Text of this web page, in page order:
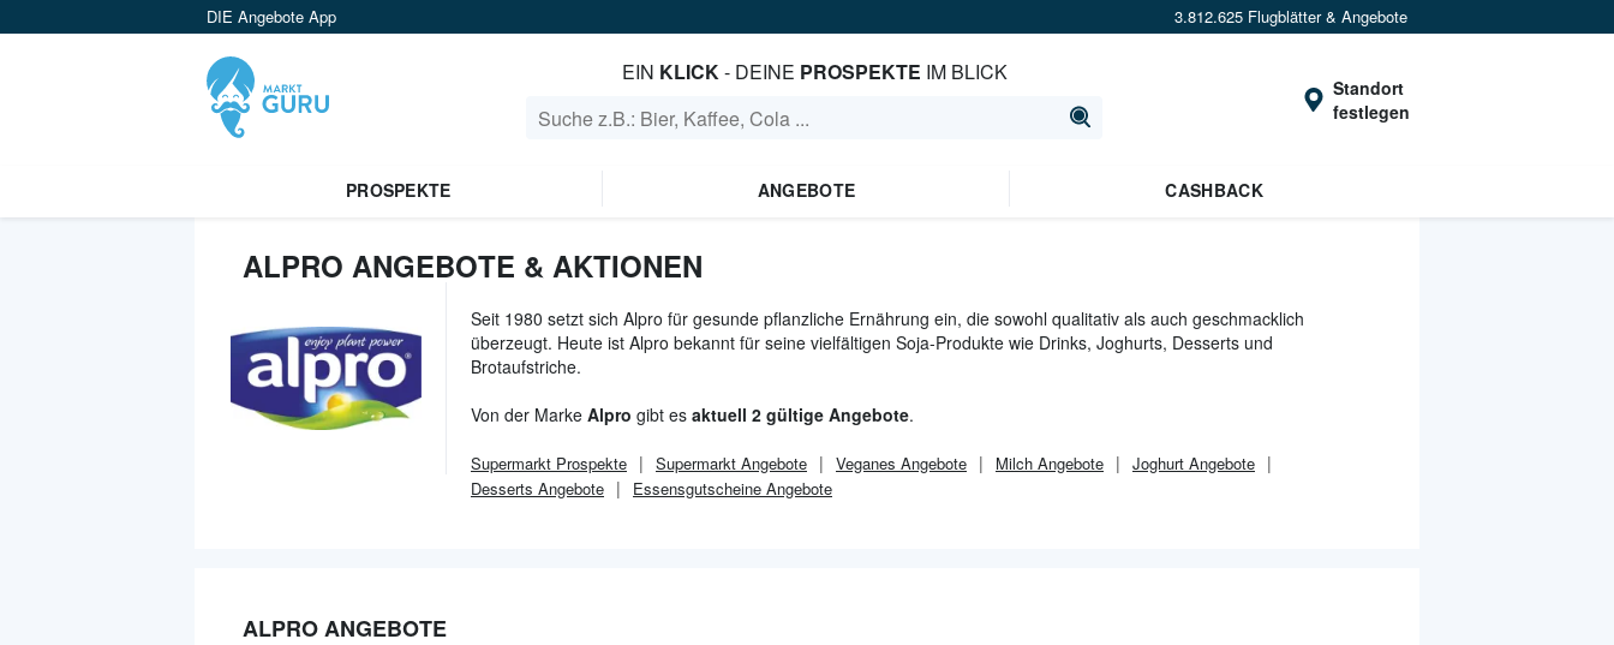
DIE Angebote App 3.812.625 Flugblätter & Angebote
EIN KLICK- DEINE PROSPEKTE IM BLICK
Standort
festlegen
PROSPEKTE ANGEBOTE CASHBACK
ALPRO ANGEBOTE & AKTIONEN
Seit 1980 setzt sich Alpro für gesunde pflanzliche Ernährung ein, die sowohl qualitativ als auch geschmacklich
überzeugt. Heute ist Alpro bekannt für seine vielfältigen Soja-Produkte wie Drinks, Joghurts, Desserts und
Brotaufstriche.
Von der Marke Alpro gibt es aktuell 2 gültige Angebote.
Supermarkt Prospekte Supermarkt Angebote Veganes Angebote Milch Angebote
Joghurt Angebote
Desserts Angebote
Essensgutscheine Angebote
ALPRO ANGEBOTE